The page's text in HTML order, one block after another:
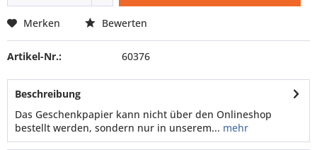
Merken Bewerten
Artikel-Nr.: 60376
Beschreibung
Das Geschenkpapier kann nicht über den Onlineshop
bestellt werden, sondern nur in unserem... mehr